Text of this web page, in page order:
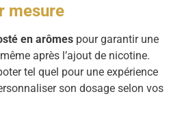
mesure
en arômes pour garantir une
après l’ajout de nicotine.
tel quel pour une expérience
son dosage selon vos